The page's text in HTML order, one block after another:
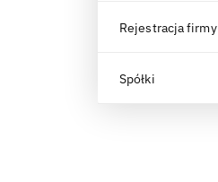
Rejestracja firmy
Spółki